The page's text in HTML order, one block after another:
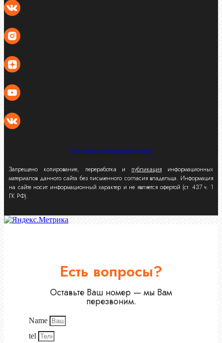
Политика конфиденциальности
Запрещено копирование, переработка и публикация информационных
материалов данного сайта без письменного согласия владельца. Информация
на сайте носит информационный характер и не является офертой (ст. 437 ч. 1
ГК РФ).
Есть вопросы?
Оставьте Ваш номер — мы Вам
перезвоним.
Name
tel